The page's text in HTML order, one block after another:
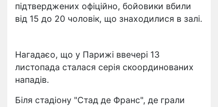
підтверджених офіційно, бойовики вбили
від 15 до 20 чоловік, що знаходилися в залі.
Нагадаєо, що у Парижі ввечері 13
листопада сталася серія скоординованих
нападів.
Біля стадіону "Стад де Франс", де грали